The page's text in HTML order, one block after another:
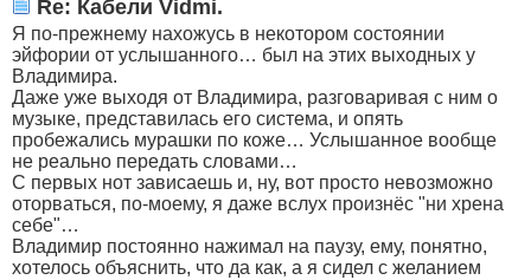
Re: Кабели Vidmi.
Я по-прежнему нахожусь в некотором состоянии
эйфории от услышанного… был на этих выходных у
Владимира.
Даже уже выходя от Владимира, разговаривая с ним о
музыке, представилась его система, и опять
пробежались мурашки по коже… Услышанное вообще
не реально передать словами…
С первых нот зависаешь и, ну, вот просто невозможно
оторваться, по-моему, я даже вслух произнёс "ни хрена
себе"…
Владимир постоянно нажимал на паузу, ему, понятно,
хотелось объяснить, что да как, а я сидел с желанием